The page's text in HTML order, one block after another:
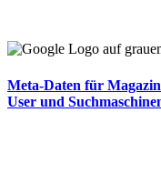
Meta-Daten für
User und